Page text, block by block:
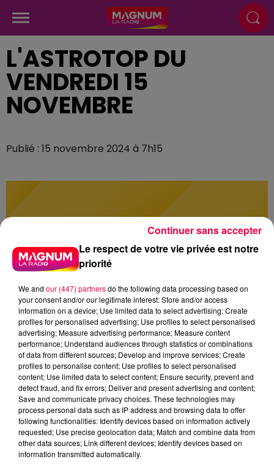
L'ASTROTOP DU
VENDREDI 15
NOVEMBRE
Publié : 15 novembre 2024 à 7h15
podcasts/2024/11/ASTRO151124.mp3
Le respect de votre vie privée est notre
priorité
We and our (447) partnersdo the following data processing based on
your consent and/or our legitimate interest: Store and/or access
information on a device; Use limited data to select advertising; Create
profiles for personalised advertising; Use profiles to select personalised
advertising; Measure advertising performance; Measure content
performance; Understand audiences through statistics or combinations
of data from different sources; Develop and improve services; Create
profiles to personalise content; Use profiles to select personalised
content; Use limited data to select content; Ensure security, prevent and
detect fraud, and fix errors; Deliver and present advertising and content;
Save and communicate privacy choices. These technologies may
process personal data such as IP address and browsing data to offer
following functionalities: Identify devices based on information actively
requested; Use precise geolocation data; Match and combine data from
other data sources; Link different devices; Identify devices based on
information transmitted automatically.
Continuer sans accepter